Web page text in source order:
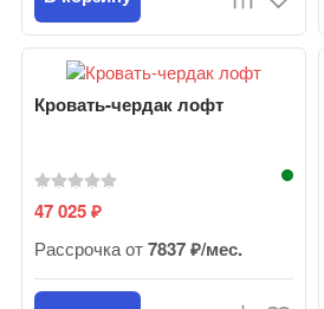
Кровать-чердак лофт
47 025₽
Рассрочка от7837 ₽/мес.